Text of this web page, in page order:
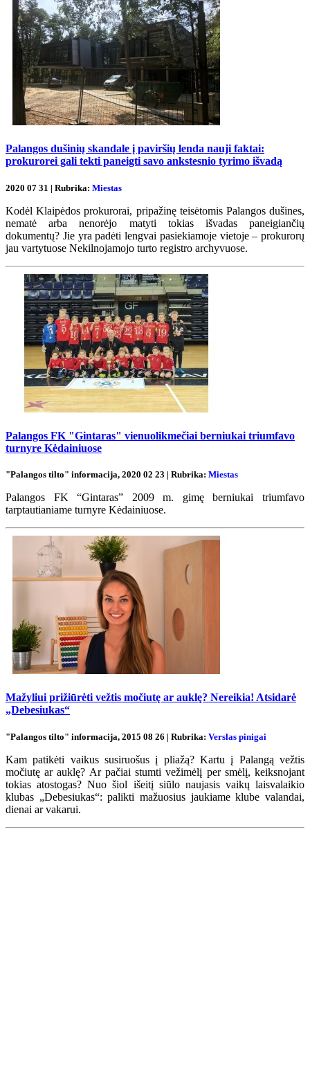
Palangos dušinių skandale į paviršių lenda nauji faktai:
prokurorei gali tekti paneigti savo ankstesnio tyrimo išvadą
2020 07 31 | Rubrika: Miestas
Kodėl Klaipėdos prokurorai, pripažinę teisėtomis Palangos dušines,
nematė arba nenorėjo matyti tokias išvadas paneigiančių
dokumentų? Jie yra padėti lengvai pasiekiamoje vietoje – prokurorų
jau vartytuose Nekilnojamojo turto registro archyvuose.
Palangos FK "Gintaras" vienuolikmečiai berniukai triumfavo
turnyre Kėdainiuose
"Palangos tilto" informacija, 2020 02 23 | Rubrika: Miestas
Palangos FK “Gintaras” 2009 m. gimę berniukai triumfavo
tarptautianiame turnyre Kėdainiuose.
Mažyliui prižiūrėti vežtis močiutę ar auklę? Nereikia! Atsidarė
„Debesiukas“
"Palangos tilto" informacija, 2015 08 26 | Rubrika: Verslas pinigai
Kam patikėti vaikus susiruošus į pliažą? Kartu į Palangą vežtis
močiutę ar auklę? Ar pačiai stumti vežimėlį per smėlį, keiksnojant
tokias atostogas? Nuo šiol išeitį siūlo naujasis vaikų laisvalaikio
klubas „Debesiukas“: palikti mažuosius jaukiame klube valandai,
dienai ar vakarui.